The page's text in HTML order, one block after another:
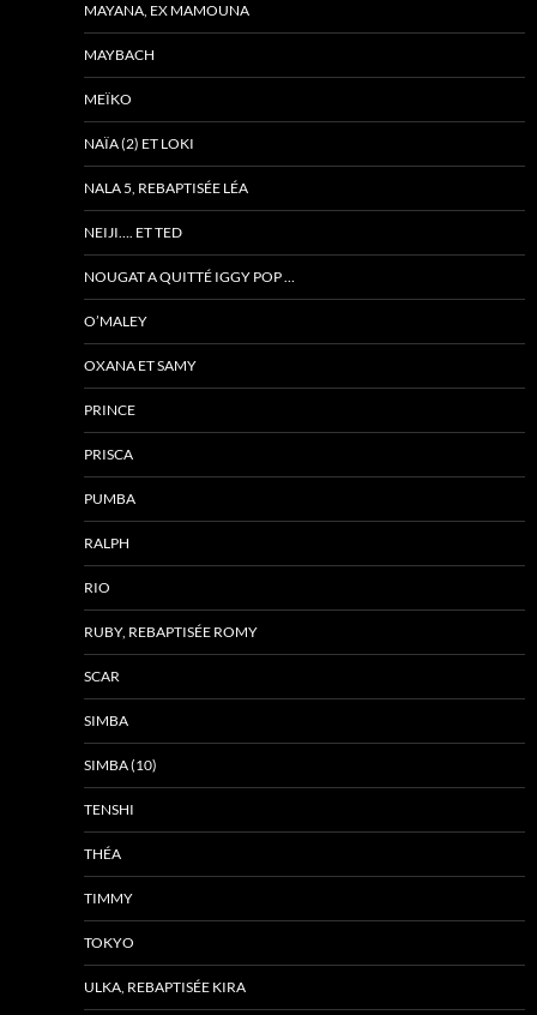
MAYANA, EX MAMOUNA
MAYBACH
MEÏKO
NAÏA (2) ET LOKI
NALA 5, REBAPTISÉE LÉA
NEIJI…. ET TED
NOUGAT A QUITTÉ IGGY POP …
O’MALEY
OXANA ET SAMY
PRINCE
PRISCA
PUMBA
RALPH
RIO
RUBY, REBAPTISÉE ROMY
SCAR
SIMBA
SIMBA (10)
TENSHI
THÉA
TIMMY
TOKYO
ULKA, REBAPTISÉE KIRA